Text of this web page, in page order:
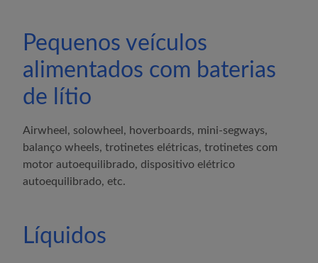
Pequenos veículos
alimentados com baterias
de lítio
Airwheel, solowheel, hoverboards, mini-segways,
balanço wheels, trotinetes elétricas, trotinetes com
motor autoequilibrado, dispositivo elétrico
autoequilibrado, etc.
Líquidos